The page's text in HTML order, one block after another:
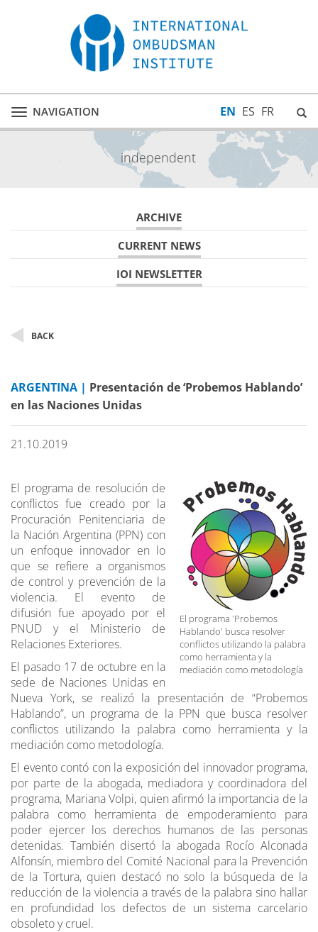
Toggle
navigation
NAVIGATION EN ES FR
independent
ARCHIVE
CURRENT NEWS
IOI NEWSLETTER
BACK
ARGENTINA | Presentación de ‘Probemos Hablando’
en las Naciones Unidas
21.10.2019
El programa 'Probemos
Hablando' busca resolver
conflictos utilizando la palabra
como herramienta y la
mediación como metodología
El programa de resolución de
conflictos fue creado por la
Procuración Penitenciaria de
la Nación Argentina (PPN) con
un enfoque innovador en lo
que se refiere a organismos
de control y prevención de la
violencia. El evento de
difusión fue apoyado por el
PNUD y el Ministerio de
Relaciones Exteriores.
El pasado 17 de octubre en la
sede de Naciones Unidas en
Nueva York, se realizó la presentación de “Probemos
Hablando”, un programa de la PPN que busca resolver
conflictos utilizando la palabra como herramienta y la
mediación como metodología.
El evento contó con la exposición del innovador programa,
por parte de la abogada, mediadora y coordinadora del
programa, Mariana Volpi, quien afirmó la importancia de la
palabra como herramienta de empoderamiento para
poder ejercer los derechos humanos de las personas
detenidas. También disertó la abogada Rocío Alconada
Alfonsín, miembro del Comité Nacional para la Prevención
de la Tortura, quien destacó no solo la búsqueda de la
reducción de la violencia a través de la palabra sino hallar
en profundidad los defectos de un sistema carcelario
obsoleto y cruel.